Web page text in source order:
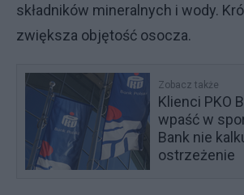
składników mineralnych i wody.
zwiększa objętość osocza.
Zobacz także
Klienci PKO
wpaść w
Bank nie
ostrzeżenie